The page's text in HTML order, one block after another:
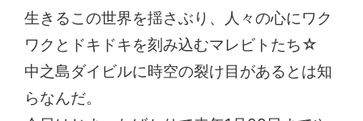
生きるこの世界を揺さぶり、人々の心にワク
ワクとドキドキを刻み込むマレビトたち☆
中之島ダイビルに時空の裂け目があるとは知
らなんだ。